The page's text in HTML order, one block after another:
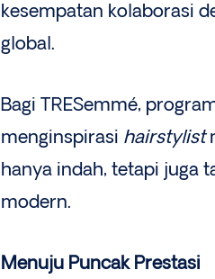
kesempatan kolaborasi
global.
Bagi TRESemmé,
menginspirasi hairstylist
hanya indah, tetapi juga
modern.
Menuju Puncak Prestasi